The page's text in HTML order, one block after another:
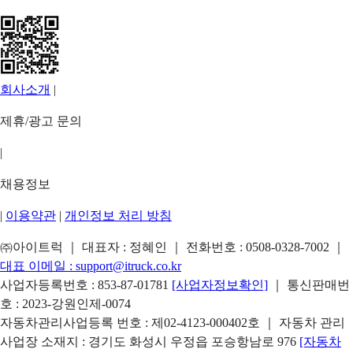
회사소개 |
제휴/광고 문의
|
채용정보
| 이용약관 | 개인정보 처리 방침
㈜아이트럭 ｜ 대표자 : 정혜인 ｜ 전화번호 : 0508-0328-7002
대표 이메일 : support@itruck.co.kr
사업자등록번호 : 853-87-01781 [사업자정보확인]
｜ 통신판매번
호 : 2023-강원인제-0074
자동차관리사업등록 번호 : 제02-4123-000402호 ｜ 자동차 관리
사업장 소재지 : 경기도 화성시 우정읍 포승항남로 976 [자동차